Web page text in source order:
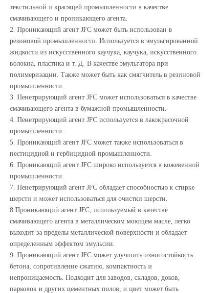
текстильной и красящей промышленности в качестве
смачивающего и проникающего агента.
2. Проникающий агент JFC может быть использован в
резиновой промышленности. Используется в эмульгированной
жидкости из искусственного каучука, каучука, искусственного
волокна, пластика и т. Д. В качестве эмульгатора при
полимеризации. Также может быть как смягчитель в резиновой
промышленности.
3. Пенетрирующий агент JFC может использоваться в качестве
смачивающего агента в бумажной промышленности.
4. Пенетрирующий агент JFC используется в лакокрасочной
промышленности.
5. Проникающий агент JFC может также использоваться в
пестицидной и гербицидной промышленности.
6. Проникающий агент JFC широко используется в кожевенной
промышленности.
7. Пенетрирующий агент JFC обладает способностью к стирке
шерсти и может использоваться для очистки шерсти.
8.Проникающий агент JFC, используемый в качестве
смачивающего агента в металлическом моющем масле, легко
выходит за пределы металлической поверхности и обладает
определенным эффектом эмульсии.
9. Проникающий агент JFC может улучшить износостойкость
бетона, сопротивление сжатию, компактность и
непроницаемость. Подходит для заводов, складов, доков,
парковок и других цементных полов, и цвет может быть